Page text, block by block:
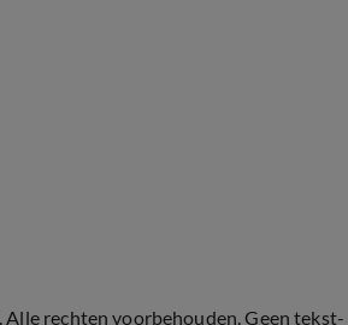
Alle rechten voorbehouden. Geen tekst-